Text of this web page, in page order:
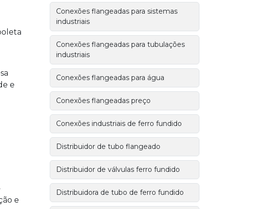
e
e
Conexões flangeadas para sistemas
industriais
Conexões flangeadas para tubulações
industriais
Conexões flangeadas para água
Conexões flangeadas preço
Conexões industriais de ferro fundido
Distribuidor de tubo flangeado
Distribuidor de válvulas ferro fundido
Distribuidora de tubo de ferro fundido